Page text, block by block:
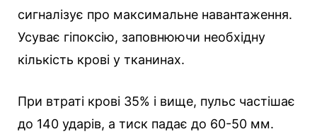
сигналізує про максимальне навантаження.
Усуває гіпоксію, заповнюючи необхідну
кількість крові у тканинах.
При втраті крові 35% і вище, пульс частішає
до 140 ударів, а тиск падає до 60-50 мм.